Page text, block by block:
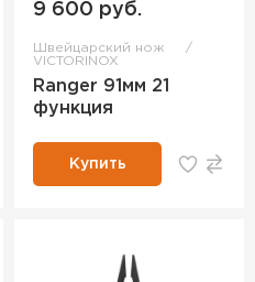
9 600 руб.
Швейцарский нож
VICTORINOX
Ranger 91мм 21
функция
Купить